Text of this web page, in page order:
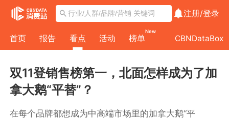
注册/登录
首页 报告 看点 活动 榜单
New
CBNDataBox
双11登销售榜第一，北面怎样成为了加
拿大鹅“平替”？
在每个品牌都想成为中高端市场里的加拿大鹅“平